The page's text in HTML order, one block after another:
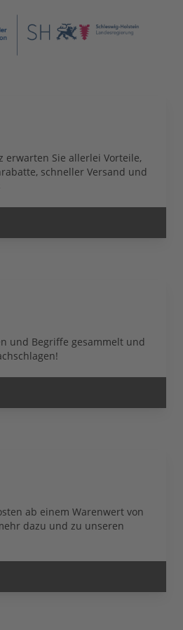
erwarten Sie allerlei Vorteile,
schneller Versand und
und Begriffe gesammelt und
ab einem Warenwert von
dazu und zu unseren